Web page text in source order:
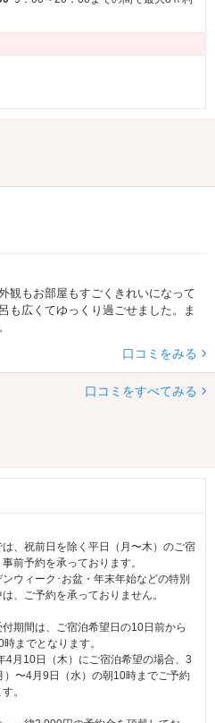
観もお部屋もすごくきれいになって
も広くてゆっくり過ごせました。ま
口コミをみる
口コミをすべてみる
は、祝前日を除く平日（月〜木）のご宿
前予約を承っております。
ウィーク･お盆・年末年始などの特別
、ご予約を承っておりません。
付期間は、ご宿泊希望日の10日前から
までとなります。
4月10日（木）にご宿泊希望の場合、3
）〜4月9日（水）の朝10時までご予約
。